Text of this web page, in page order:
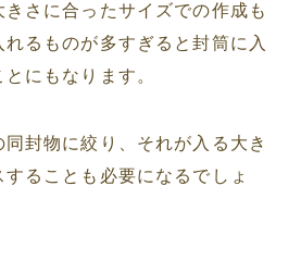
さに合ったサイズでの作成も
るものが多すぎると封筒に入
にもなります。
封物に絞り、それが入る大き
ることも必要になるでしょ